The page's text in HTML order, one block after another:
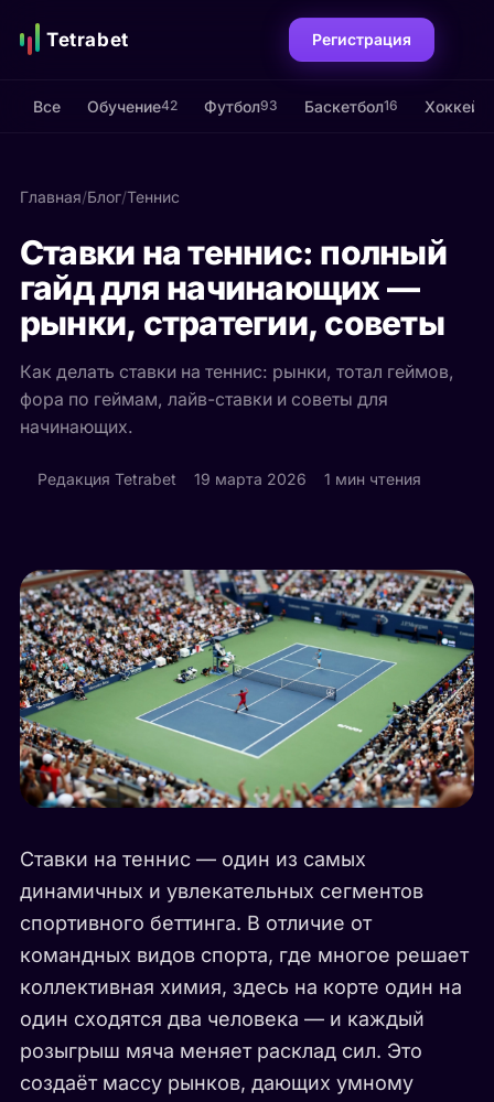
Tetrabet Регистрация
Все Обучение42 Футбол93 Баскетбол16 Хоккей
Главная/Блог/Теннис
Ставки на теннис: полный
гайд для начинающих —
рынки, стратегии, советы
Как делать ставки на теннис: рынки, тотал геймов,
фора по геймам, лайв-ставки и советы для
начинающих.
Редакция Tetrabet 19 марта 2026 1 мин чтения
Ставки на теннис — один из самых
динамичных и увлекательных сегментов
спортивного беттинга. В отличие от
командных видов спорта, где многое решает
коллективная химия, здесь на корте один на
один сходятся два человека — и каждый
розыгрыш мяча меняет расклад сил. Это
создаёт массу рынков, дающих умному